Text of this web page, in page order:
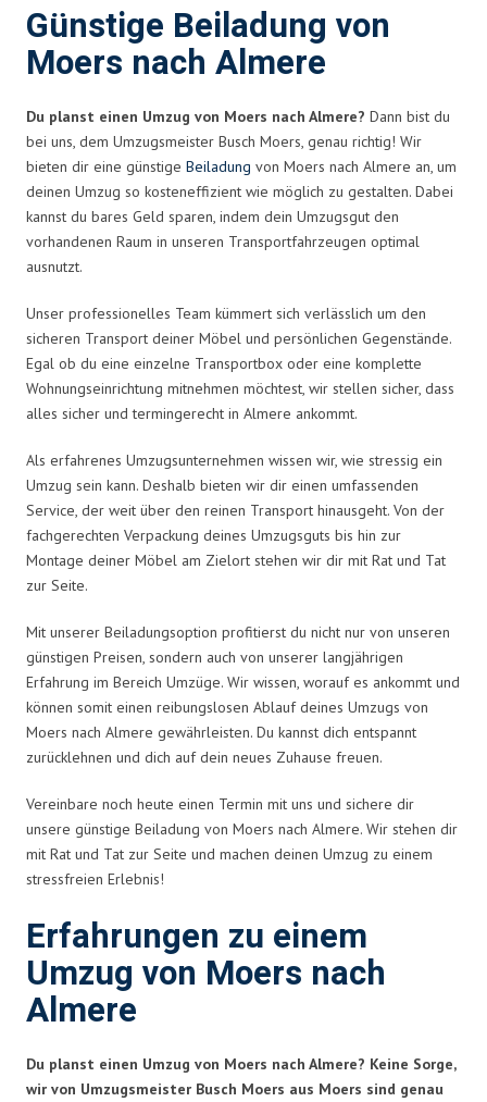
Günstige Beiladung von
Moers nach Almere
Du planst einen Umzug von Moers nach Almere? Dann bist du
bei uns, dem Umzugsmeister Busch Moers, genau richtig! Wir
bieten dir eine günstige Beiladung von Moers nach Almere an, um
deinen Umzug so kosteneffizient wie möglich zu gestalten. Dabei
kannst du bares Geld sparen, indem dein Umzugsgut den
vorhandenen Raum in unseren Transportfahrzeugen optimal
ausnutzt.
Unser professionelles Team kümmert sich verlässlich um den
sicheren Transport deiner Möbel und persönlichen Gegenstände.
Egal ob du eine einzelne Transportbox oder eine komplette
Wohnungseinrichtung mitnehmen möchtest, wir stellen sicher, dass
alles sicher und termingerecht in Almere ankommt.
Als erfahrenes Umzugsunternehmen wissen wir, wie stressig ein
Umzug sein kann. Deshalb bieten wir dir einen umfassenden
Service, der weit über den reinen Transport hinausgeht. Von der
fachgerechten Verpackung deines Umzugsguts bis hin zur
Montage deiner Möbel am Zielort stehen wir dir mit Rat und Tat
zur Seite.
Mit unserer Beiladungsoption profitierst du nicht nur von unseren
günstigen Preisen, sondern auch von unserer langjährigen
Erfahrung im Bereich Umzüge. Wir wissen, worauf es ankommt und
können somit einen reibungslosen Ablauf deines Umzugs von
Moers nach Almere gewährleisten. Du kannst dich entspannt
zurücklehnen und dich auf dein neues Zuhause freuen.
Vereinbare noch heute einen Termin mit uns und sichere dir
unsere günstige Beiladung von Moers nach Almere. Wir stehen dir
mit Rat und Tat zur Seite und machen deinen Umzug zu einem
stressfreien Erlebnis!
Erfahrungen zu einem
Umzug von Moers nach
Almere
Du planst einen Umzug von Moers nach Almere? Keine Sorge,
wir von Umzugsmeister Busch Moers aus Moers sind genau